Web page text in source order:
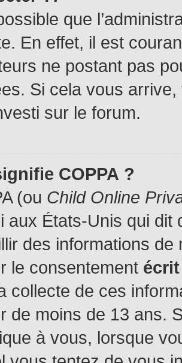
que
En effet, il est
ne postant pas
Si cela vous
sur le forum.
COPPA ?
(ou Child Online
aux États-Unis qui
des informations
le consentement écrit
collecte de ces
de moins de 13 ans.
à vous, lorsque